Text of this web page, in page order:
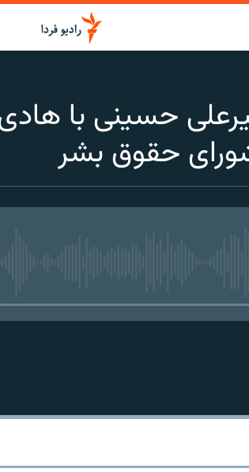
حسینی با هادی
حقوق بشر